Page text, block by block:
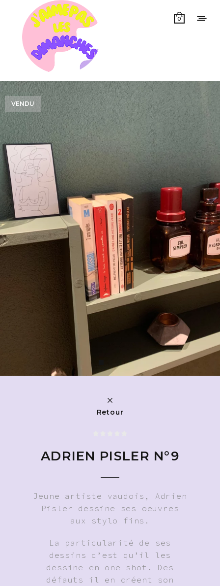
0
VENDU
Retour
ADRIEN PISLER N°9
Jeune artiste vaudois, Adrien
Pisler dessine ses oeuvres
aux stylo fins.
La particularité de ses
dessins c’est qu’il les
dessine en one shot. Des
défauts il en créent son